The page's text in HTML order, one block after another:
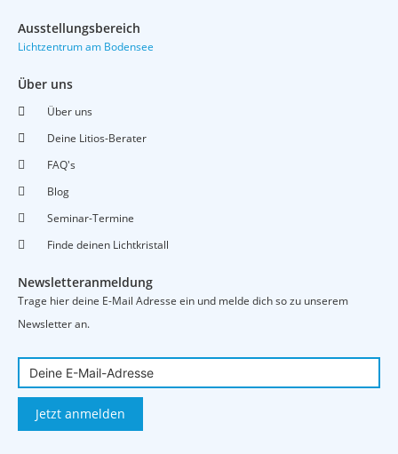
m
Ausstellungsbereich
Lichtzentrum am Bodensee
Über uns
Über uns
Deine Litios-Berater
FAQ's
Blog
Seminar-Termine
Finde deinen Lichtkristall
Newsletteranmeldung
Trage hier deine E-Mail Adresse ein und melde dich so zu unserem
Newsletter an.
Jetzt anmelden